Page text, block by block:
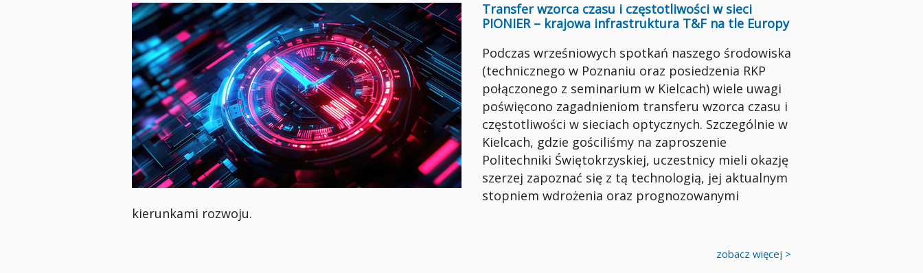
Transfer wzorca czasu i częstotliwości w sieci
PIONIER – krajowa infrastruktura T&F na tle Europy
Podczas wrześniowych spotkań naszego środowiska
(technicznego w Poznaniu oraz posiedzenia RKP
połączonego z seminarium w Kielcach) wiele uwagi
poświęcono zagadnieniom transferu wzorca czasu i
częstotliwości w sieciach optycznych. Szczególnie w
Kielcach, gdzie gościliśmy na zaproszenie
Politechniki Świętokrzyskiej, uczestnicy mieli okazję
szerzej zapoznać się z tą technologią, jej aktualnym
stopniem wdrożenia oraz prognozowanymi
kierunkami rozwoju.
zobacz więcej >